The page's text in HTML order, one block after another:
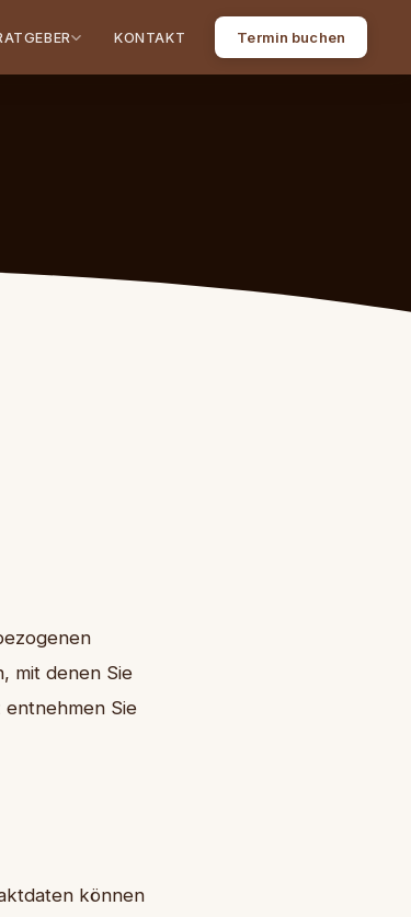
KONTAKT Termin buchen
mit denen Sie
Sie
können